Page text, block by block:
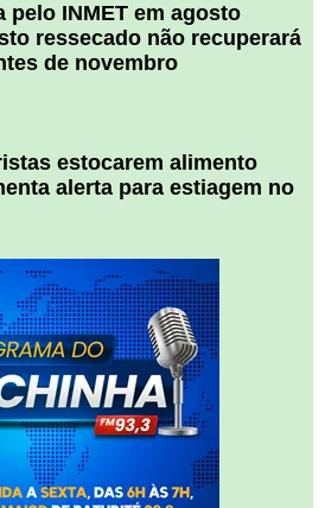
pelo INMET em agosto
ressecado não recuperará
de novembro
estocarem alimento
alerta para estiagem no